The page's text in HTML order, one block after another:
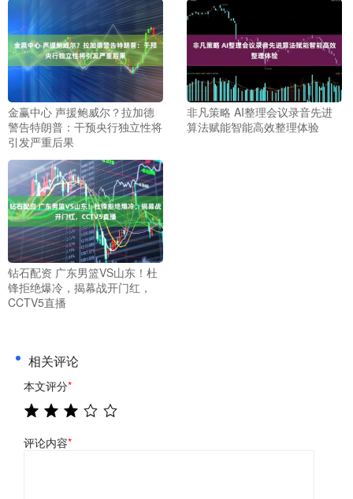
金赢中心 声援鲍威尔？拉加德
警告特朗普：干预央行独立性将
引发严重后果
非凡策略 AI整理会议录音先进
算法赋能智能高效整理体验
钻石配资 广东男篮VS山东！杜
锋拒绝爆冷，揭幕战开门红，
CCTV5直播
相关评论
本文评分*
评论内容*